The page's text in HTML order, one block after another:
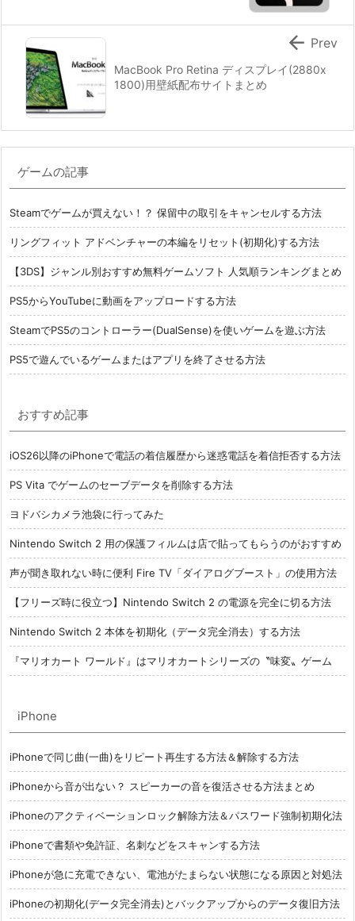
MacBook Pro Retina ディスプレイ(2880x
1800)用壁紙配布サイトまとめ
 Prev
ゲームの記事
Steamでゲームが買えない！？ 保留中の取引をキャンセルする方法
リングフィット アドベンチャーの本編をリセット(初期化)する方法
【3DS】ジャンル別おすすめ無料ゲームソフト 人気順ランキングまとめ
PS5からYouTubeに動画をアップロードする方法
SteamでPS5のコントローラー(DualSense)を使いゲームを遊ぶ方法
PS5で遊んでいるゲームまたはアプリを終了させる方法
おすすめ記事
iOS26以降のiPhoneで電話の着信履歴から迷惑電話を着信拒否する方法
PS Vita でゲームのセーブデータを削除する方法
ヨドバシカメラ池袋に行ってみた
Nintendo Switch 2 用の保護フィルムは店で貼ってもらうのがおすすめ
声が聞き取れない時に便利 Fire TV「ダイアログブースト」の使用方法
【フリーズ時に役立つ】Nintendo Switch 2 の電源を完全に切る方法
Nintendo Switch 2 本体を初期化（データ完全消去）する方法
『マリオカート ワールド』はマリオカートシリーズの〝味変〟ゲーム
iPhone
iPhoneで同じ曲(一曲)をリピート再生する方法＆解除する方法
iPhoneから音が出ない？ スピーカーの音を復活させる方法まとめ
iPhoneのアクティベーションロック解除方法＆パスワード強制初期化法
iPhoneで書類や免許証、名刺などをスキャンする方法
iPhoneが急に充電できない、電池がたまらない状態になる原因と対処法
iPhoneの初期化(データ完全消去)とバックアップからのデータ復旧方法